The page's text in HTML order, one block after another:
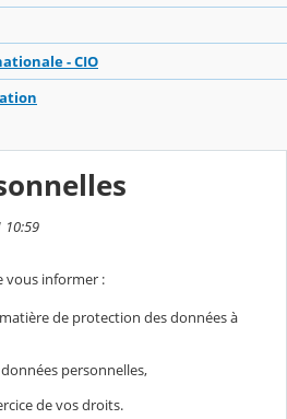
- CIO
10:59
vous informer :
de protection des données à
personnelles,
de vos droits.